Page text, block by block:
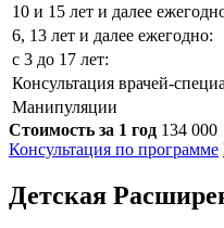
10 и 15 лет и далее
6, 13 лет и далее ежегодно:
с 3 до 17 лет:
Консультация врачей-
Манипуляции
Стоимость за 1 год 134 000
Консультация по программе
Детская